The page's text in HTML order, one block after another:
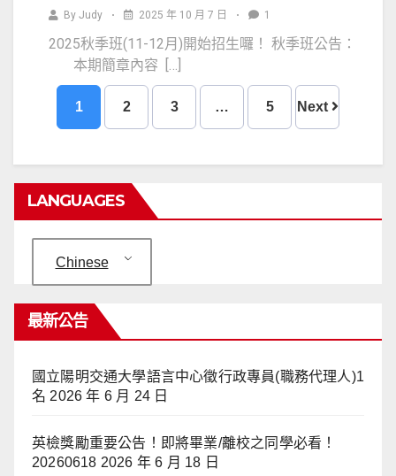
By Judy 2025 年 10 月 7 日 1
2025秋季班(11-12月)開始招生囉！ 秋季班公告：
本期簡章內容 […]
1 2 3 … 5 Next
LANGUAGES
Chinese
最新公告
國立陽明交通大學語言中心徵行政專員(職務代理人)1
名 2026 年 6 月 24 日
英檢獎勵重要公告！即將畢業/離校之同學必看！
20260618 2026 年 6 月 18 日